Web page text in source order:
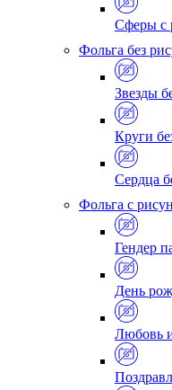
Сферы с
Фольга без
Звезды
Круги
Сердца
Фольга с
Гендер
День
Любовь